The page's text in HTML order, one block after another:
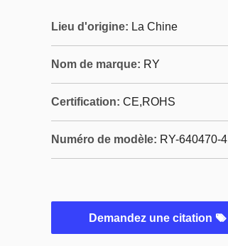
Lieu d'origine: La Chine
Nom de marque: RY
Certification: CE,ROHS
Numéro de modèle: RY-640470-4
Demandez une citation